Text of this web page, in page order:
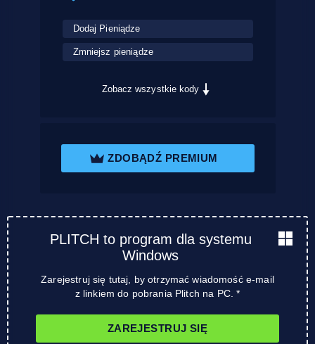
Dodaj Pieniądze
Zmniejsz pieniądze
Zobacz wszystkie kody
ZDOBĄDŹ PREMIUM
PLITCH to program dla systemu
Windows
Zarejestruj się tutaj, by otrzymać wiadomość e-mail
z linkiem do pobrania Plitch na PC. *
ZAREJESTRUJ SIĘ